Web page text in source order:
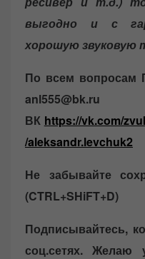
выгодно и с
хорошую звуковую
По всем вопросам
ВК https://vk.com/
/aleksandr.levchuk2
Не забывайте
(CTRL+SHiFT+D)
Подписывайтесь,
соц.сетях. Желаю